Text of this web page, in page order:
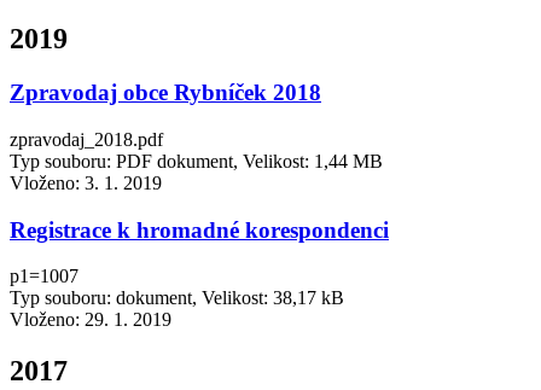
2019
Zpravodaj obce Rybníček 2018
zpravodaj_2018.pdf
Typ souboru: PDF dokument, Velikost: 1,44 MB
Vloženo: 3. 1. 2019
Registrace k hromadné korespondenci
p1=1007
Typ souboru: dokument, Velikost: 38,17 kB
Vloženo: 29. 1. 2019
2017